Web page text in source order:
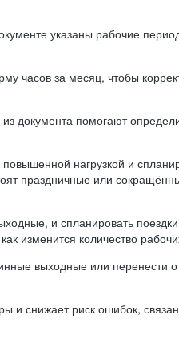
указаны рабочие
часов за месяц, чтобы
документа помогают
нагрузкой и
праздничные или
и спланировать
изменится количество
выходные или
и снижает риск ошибок,